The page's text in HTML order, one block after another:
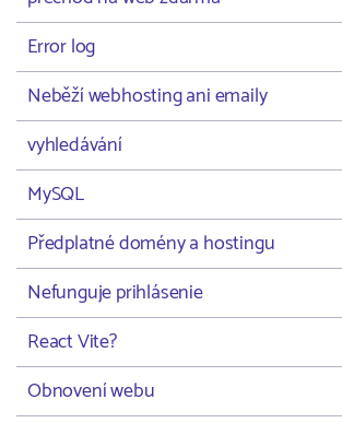
Error log
Neběží webhosting ani emaily
vyhledávání
MySQL
Předplatné domény a hostingu
Nefunguje prihlásenie
React Vite?
Obnovení webu